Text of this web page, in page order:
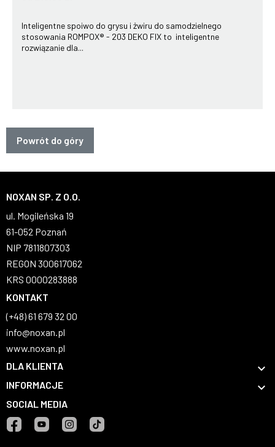
Inteligentne spoiwo do grysu i żwiru do samodzielnego
stosowania ROMPOX® - 203 DEKO FIX to inteligentne
rozwiązanie dla...
Powrót do góry
NOXAN SP. Z O.O.
ul. Mogileńska 19
61-052 Poznań
NIP 7811807303
REGON 300617062
KRS 0000283888
KONTAKT
(+48) 61 679 32 00
info@noxan.pl
www.noxan.pl
DLA KLIENTA

INFORMACJE 
SOCIAL MEDIA